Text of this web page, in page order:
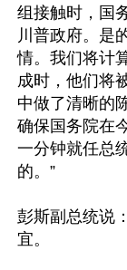
组接触时，国
川普政府。是
情。我们将计
成时，他们将
中做了清晰的
确保国务院在
一分钟就任总
的。”
彭斯副总统说
宜。